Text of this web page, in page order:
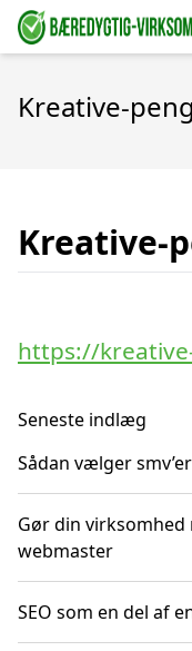
Kreative-
Kreative-
https://
Seneste indlæg
Sådan vælger
Gør din
webmaster
SEO som en del af